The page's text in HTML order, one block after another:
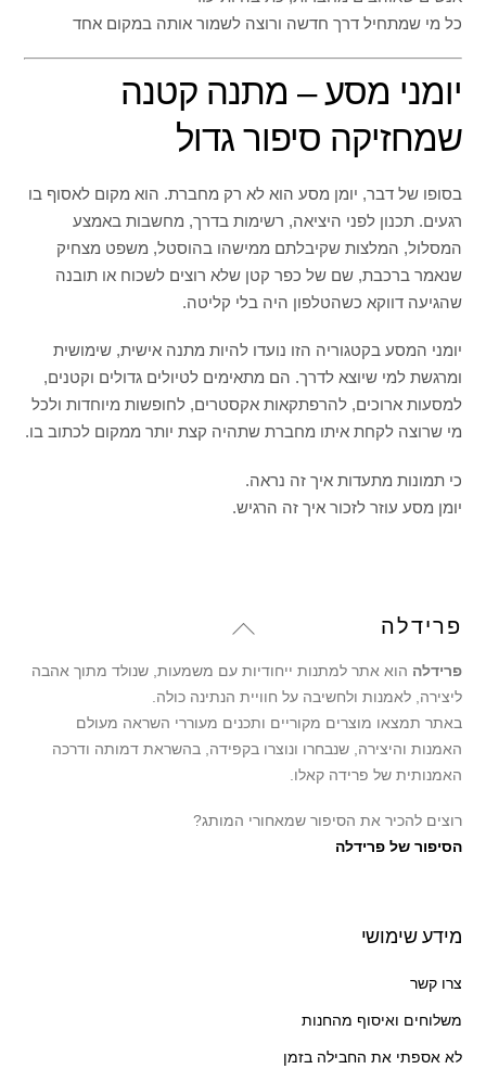
כל מי שמתחיל דרך חדשה ורוצה לשמור אותה במקום אחד
יומני מסע – מתנה קטנה
שמחזיקה סיפור גדול
בסופו של דבר, יומן מסע הוא לא רק מחברת. הוא מקום לאסוף בו
רגעים. תכנון לפני היציאה, רשימות בדרך, מחשבות באמצע
המסלול, המלצות שקיבלתם ממישהו בהוסטל, משפט מצחיק
שנאמר ברכבת, שם של כפר קטן שלא רוצים לשכוח או תובנה
שהגיעה דווקא כשהטלפון היה בלי קליטה.
יומני המסע בקטגוריה הזו נועדו להיות מתנה אישית, שימושית
ומרגשת למי שיוצא לדרך. הם מתאימים לטיולים גדולים וקטנים,
למסעות ארוכים, להרפתקאות אקסטרים, לחופשות מיוחדות ולכל
מי שרוצה לקחת איתו מחברת שתהיה קצת יותר ממקום לכתוב בו.
כי תמונות מתעדות איך זה נראה.
יומן מסע עוזר לזכור איך זה הרגיש.
Back
Top
פרידלה
פרידלה הוא אתר למתנות ייחודיות עם משמעות, שנולד מתוך אהבה
ליצירה, לאמנות ולחשיבה על חוויית הנתינה כולה.
באתר תמצאו מוצרים מקוריים ותכנים מעוררי השראה מעולם
האמנות והיצירה, שנבחרו ונוצרו בקפידה, בהשראת דמותה ודרכה
האמנותית של פרידה קאלו.
רוצים להכיר את הסיפור שמאחורי המותג?
הסיפור של פרידלה
מידע שימושי
צרו קשר
משלוחים ואיסוף מהחנות
לא אספתי את החבילה בזמן